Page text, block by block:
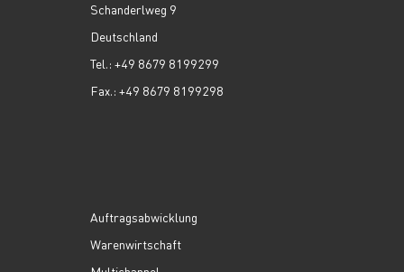
Schanderlweg 9
Deutschland
Tel.: +49 8679 8199299
Fax.: +49 8679 8199298
Auftragsabwicklung
Warenwirtschaft